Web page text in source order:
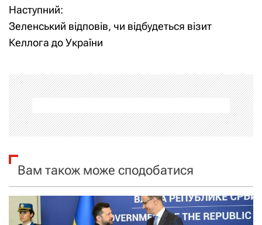
в
і
а
ц
і
я
з
Наступний:
Зеленський відповів, чи відбудеться візит
Келлога до України
Вам також може сподобатися